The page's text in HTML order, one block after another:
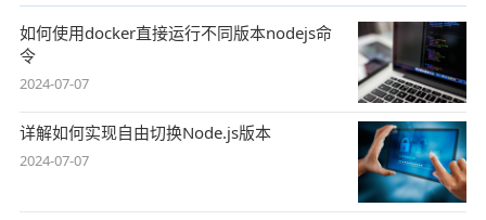
如何使用docker直接运行不同版本nodejs命
令
2024-07-07
详解如何实现自由切换Node.js版本
2024-07-07